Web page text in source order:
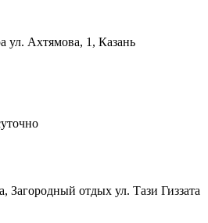
ул. Ахтямова, 1, Казань
Загородный отдых ул. Тази Гиззата